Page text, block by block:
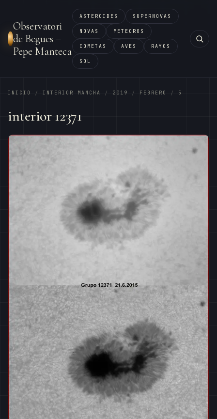
Observatori
de Begues –
Pepe Manteca
ASTEROIDES SUPERNOVAS
NOVAS METEOROS
COMETAS AVES RAYOS
SOL
INICIO / INTERIOR MANCHA / 2019 / FEBRERO / 5
interior 12371